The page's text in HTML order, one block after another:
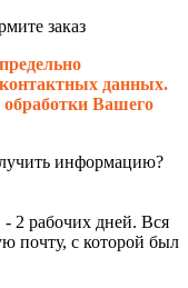
заказ
данных.
обработки Вашего
информацию?
- 2 рабочих дней. Вся
почту, с которой был